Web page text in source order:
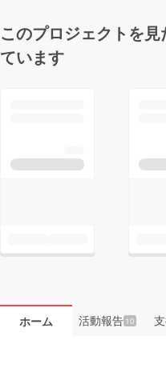
このプロジェクトを
ています
ホーム 活動報告10